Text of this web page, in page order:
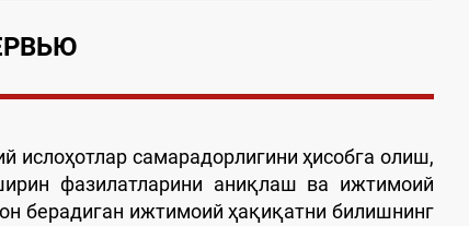
ислоҳотлар самарадорлигини ҳисобга олиш,
фазилатларини аниқлаш ва ижтимоий
берадиган ижтимоий ҳақиқатни билишнинг